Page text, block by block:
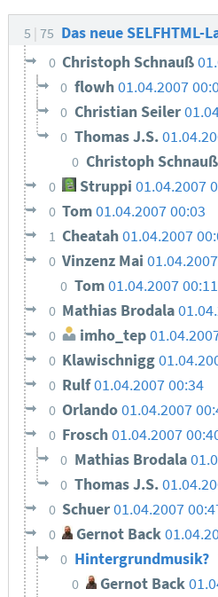
5 75 Das neue
0 Christoph Schnauß
0 flowh01.04.2007
0 Christian Seiler
0 Thomas J.S.
0 Christoph Schnauß
0 Struppi 01.04.2007
0 Tom01.04.2007 00:03
1 Cheatah01.04.2007
0 Vinzenz Mai
0 Tom01.04.2007 00:11
0 Mathias Brodala
0 imho_tep
0 Klawischnigg
0 Rulf01.04.2007 00:34
0 Orlando01.04.2007
0 Frosch01.04.2007
0 Mathias Brodala
0 Thomas J.S.
0 Schuer01.04.2007
0 Gernot Back
0 Hintergrundmusik?
0 Gernot Back